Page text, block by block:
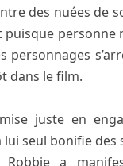
des nuées de
puisque
personnages
dans le film.
juste en
seul bonifie
a